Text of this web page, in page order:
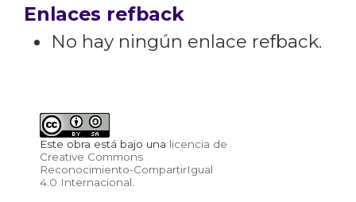
Enlaces refback
No hay ningún enlace refback.
Este obra está bajo una licencia de
Creative Commons
Reconocimiento-CompartirIgual
4.0 Internacional